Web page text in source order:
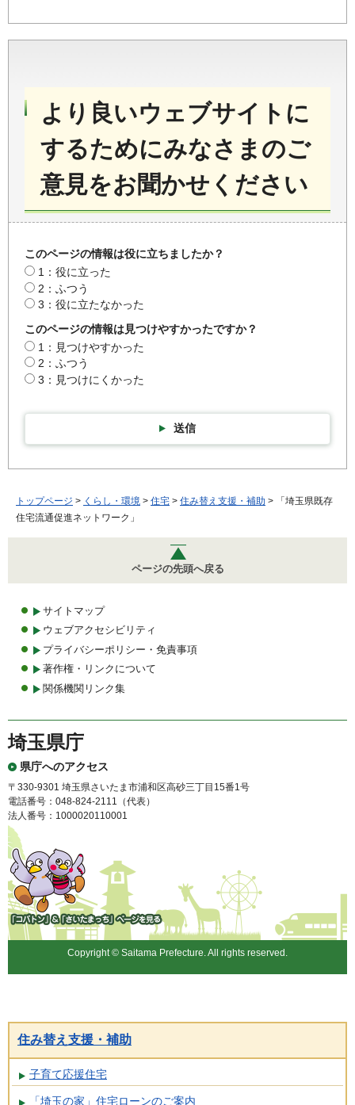
より良いウェブサイトに
するためにみなさまのご
意見をお聞かせください
このページの情報は役に立ちましたか？
1：役に立った
2：ふつう
3：役に立たなかった
このページの情報は見つけやすかったですか？
1：見つけやすかった
2：ふつう
3：見つけにくかった
送信
トップページ > くらし・環境 > 住宅 > 住み替え支援・補助 > 「埼玉県既存
住宅流通促進ネットワーク」
ページの先頭へ戻る
サイトマップ
ウェブアクセシビリティ
プライバシーポリシー・免責事項
著作権・リンクについて
関係機関リンク集
埼玉県庁
県庁へのアクセス
〒330-9301 埼玉県さいたま市浦和区高砂三丁目15番1号
電話番号：048-824-2111（代表）
法人番号：1000020110001
「コバトン」&「さいたまっ
ち」
Copyright © Saitama Prefecture. All rights reserved.
住み替え支援・補助
子育て応援住宅
「埼玉の家」住宅ローンのご案内